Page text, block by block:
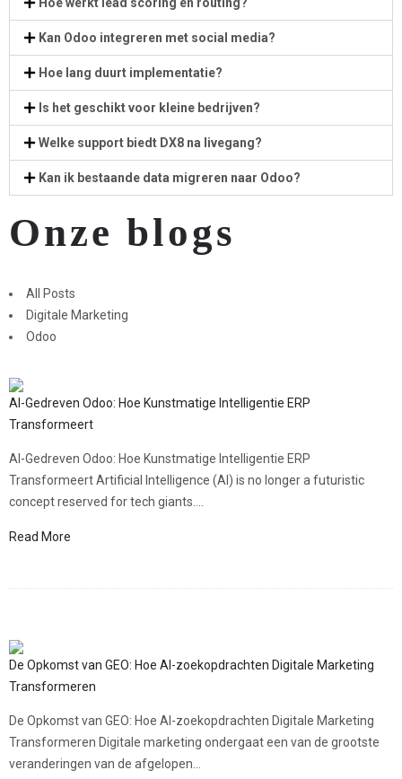
Kan Odoo integreren met social media?
Hoe lang duurt implementatie?
Is het geschikt voor kleine bedrijven?
Welke support biedt DX8 na livegang?
Kan ik bestaande data migreren naar Odoo?
Onze blogs
All Posts
Digitale Marketing
Odoo
AI-Gedreven Odoo: Hoe Kunstmatige Intelligentie ERP
Transformeert
AI-Gedreven Odoo: Hoe Kunstmatige Intelligentie ERP
Transformeert Artificial Intelligence (AI) is no longer a futuristic
concept reserved for tech giants....
Read More
De Opkomst van GEO: Hoe AI-zoekopdrachten Digitale Marketing
Transformeren
De Opkomst van GEO: Hoe AI-zoekopdrachten Digitale Marketing
Transformeren Digitale marketing ondergaat een van de grootste
veranderingen van de afgelopen...